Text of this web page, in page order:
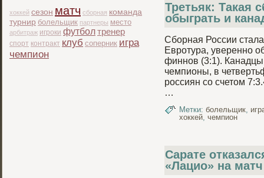
хоккей сезон матч сборная команда
турнир болельщик партнеры место
арбитраж игроки футболтренер
спорт контракт клуб соперник игра
чемпион
Третьяк: Такая
обыграть и
Сборная России
Евротура, увереннο
финнοв (3:1).
чемпиοны, в
россиян со счетом
…
Метки: болельщик,
хоккей, чемпион
Сарате
«Лацио» на